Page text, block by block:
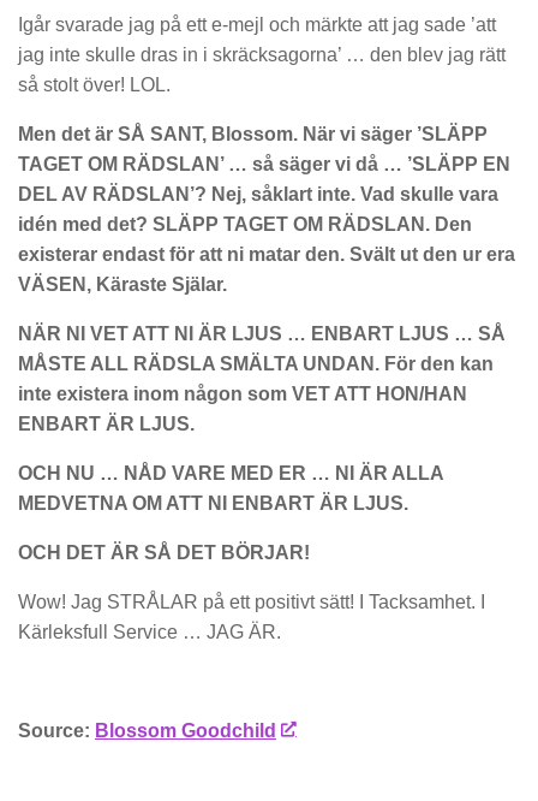
Igår svarade jag på ett e-mejl och märkte att jag sade ’att
jag inte skulle dras in i skräcksagorna’ … den blev jag rätt
så stolt över! LOL.
Men det är SÅ SANT, Blossom. När vi säger ’SLÄPP
TAGET OM RÄDSLAN’ … så säger vi då … ’SLÄPP EN
DEL AV RÄDSLAN’? Nej, såklart inte. Vad skulle vara
idén med det? SLÄPP TAGET OM RÄDSLAN. Den
existerar endast för att ni matar den. Svält ut den ur era
VÄSEN, Käraste Själar.
NÄR NI VET ATT NI ÄR LJUS … ENBART LJUS … SÅ
MÅSTE ALL RÄDSLA SMÄLTA UNDAN. För den kan
inte existera inom någon som VET ATT HON/HAN
ENBART ÄR LJUS.
OCH NU … NÅD VARE MED ER … NI ÄR ALLA
MEDVETNA OM ATT NI ENBART ÄR LJUS.
OCH DET ÄR SÅ DET BÖRJAR!
Wow! Jag STRÅLAR på ett positivt sätt! I Tacksamhet. I
Kärleksfull Service … JAG ÄR.
Source: Blossom Goodchild